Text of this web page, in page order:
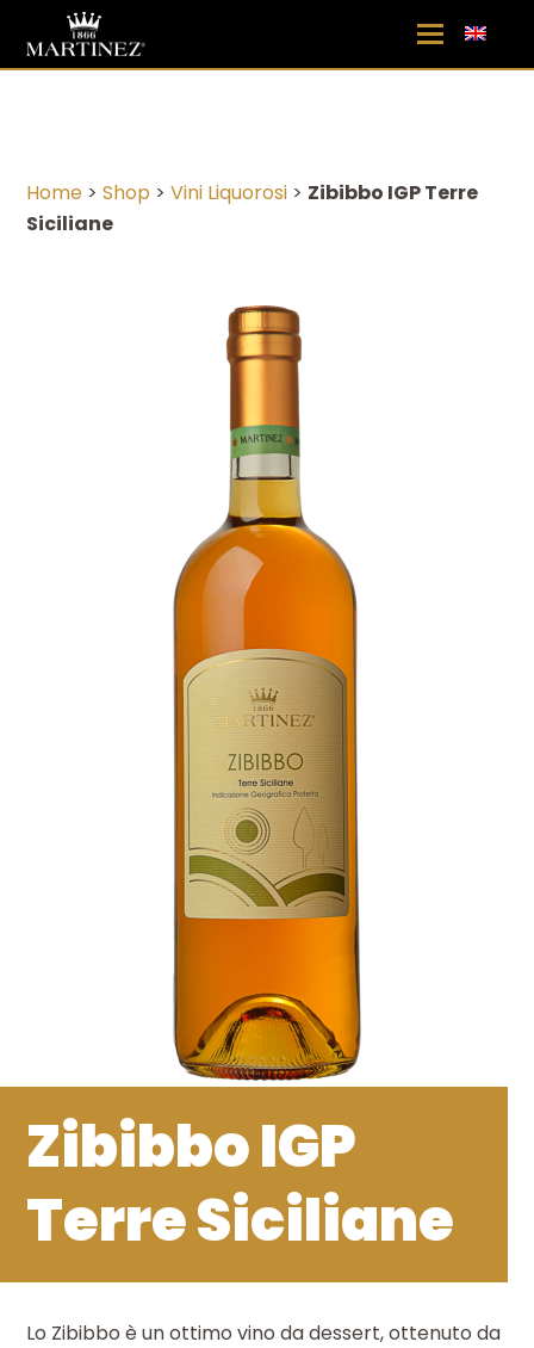
Home >Shop >Vini Liquorosi > Zibibbo IGP Terre
Siciliane
Zibibbo IGP
Terre Siciliane
Lo Zibibbo è un ottimo vino da dessert, ottenuto da